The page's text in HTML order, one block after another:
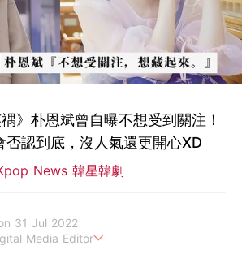
禑》朴恩斌曾自曝不想受到關注！
否認到底，沒人氣還更開心XD
News 韓星韓劇
31 Jul 2022
Media Editor